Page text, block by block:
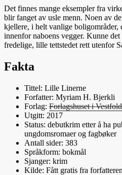
Det finnes mange eksempler fra
blir fanget av usle menn. Noen av
kjellere, i helt vanlige boligområder,
innenfor naboens vegger. Kunne
fredelige, lille tettstedet rett utenfor
Fakta
Tittel: Lille Linerne
Forfatter: Myriam H. Bjerkli
Forlag: Forlagshuset i Vestfold
Utgitt: 2017
Status: debutkrim etter å ha
ungdomsromaer og fagbøker
Antall sider: 383
Språkform: bokmål
Sjanger: krim
Kilde: Fått gratis fra forfatteren